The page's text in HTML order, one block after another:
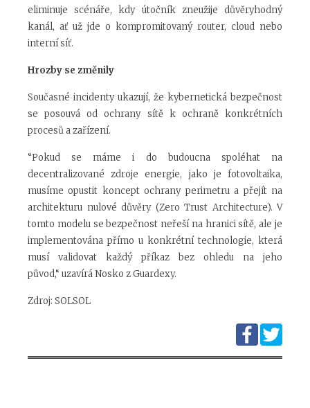
eliminuje scénáře, kdy útočník zneužije důvěryhodný
kanál, ať už jde o kompromitovaný router, cloud nebo
interní síť.
Hrozby se změnily
Současné incidenty ukazují, že kybernetická bezpečnost
se posouvá od ochrany sítě k ochraně konkrétních
procesů a zařízení.
“Pokud se máme i do budoucna spoléhat na
decentralizované zdroje energie, jako je fotovoltaika,
musíme opustit koncept ochrany perimetru a přejít na
architekturu nulové důvěry (Zero Trust Architecture). V
tomto modelu se bezpečnost neřeší na hranici sítě, ale je
implementována přímo u konkrétní technologie, která
musí validovat každý příkaz bez ohledu na jeho
původ,“ uzavírá Nosko z Guardexy.
Zdroj: SOLSOL